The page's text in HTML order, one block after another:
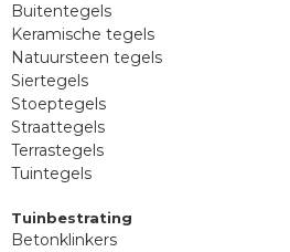
Buitentegels
Keramische tegels
Natuursteen tegels
Siertegels
Stoeptegels
Straattegels
Terrastegels
Tuintegels
Tuinbestrating
Betonklinkers